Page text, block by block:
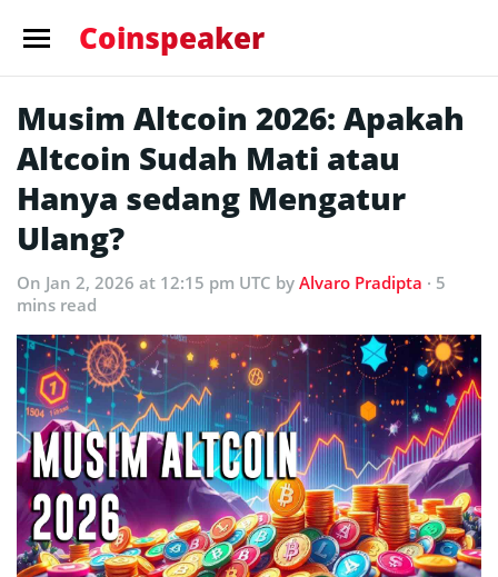
Coinspeaker
Musim Altcoin 2026: Apakah
Altcoin Sudah Mati atau
Hanya sedang Mengatur
Ulang?
On Jan 2, 2026 at 12:15 pm UTC by Alvaro Pradipta · 5
mins read